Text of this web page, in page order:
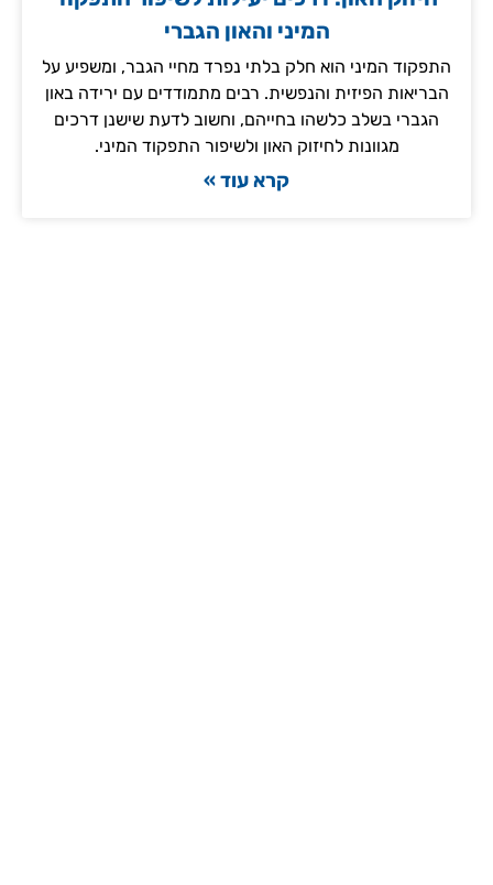
המיני והאון הגברי
התפקוד המיני הוא חלק בלתי נפרד מחיי הגבר, ומשפיע על
הבריאות הפיזית והנפשית. רבים מתמודדים עם ירידה באון
הגברי בשלב כלשהו בחייהם, וחשוב לדעת שישנן דרכים
מגוונות לחיזוק האון ולשיפור התפקוד המיני.
קרא עוד »